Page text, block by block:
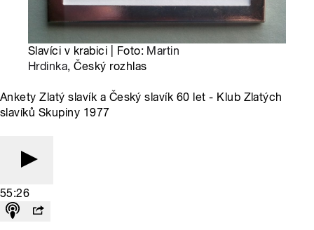
Slavíci v krabici | Foto: Martin
Hrdinka, Český rozhlas
Ankety Zlatý slavík a Český slavík 60 let - Klub Zlatých
slavíků Skupiny 1977
55:26